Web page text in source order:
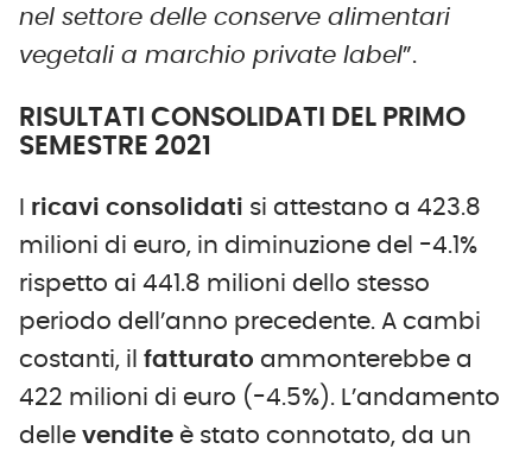
nel settore delle conserve alimentari
vegetali a marchio private label”.
RISULTATI CONSOLIDATI DEL PRIMO
SEMESTRE 2021
ricavi consolidati si attestano a 423.8
milioni di euro, in diminuzione del -4.1%
rispetto ai 441.8 milioni dello stesso
periodo dell’anno precedente. A cambi
costanti, il fatturato ammonterebbe a
422 milioni di euro (-4.5%). L’andamento
delle vendite è stato connotato, da un